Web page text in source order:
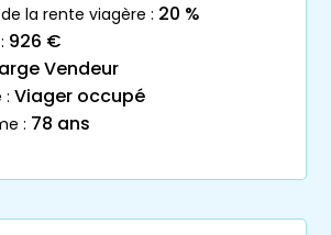
la rente viagère : 20 %
926 €
Vendeur
: Viager occupé
: 78 ans